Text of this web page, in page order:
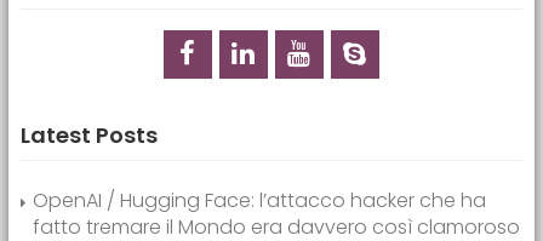
Latest Posts
OpenAI / Hugging Face: l’attacco hacker che ha
fatto tremare il Mondo era davvero così clamoroso